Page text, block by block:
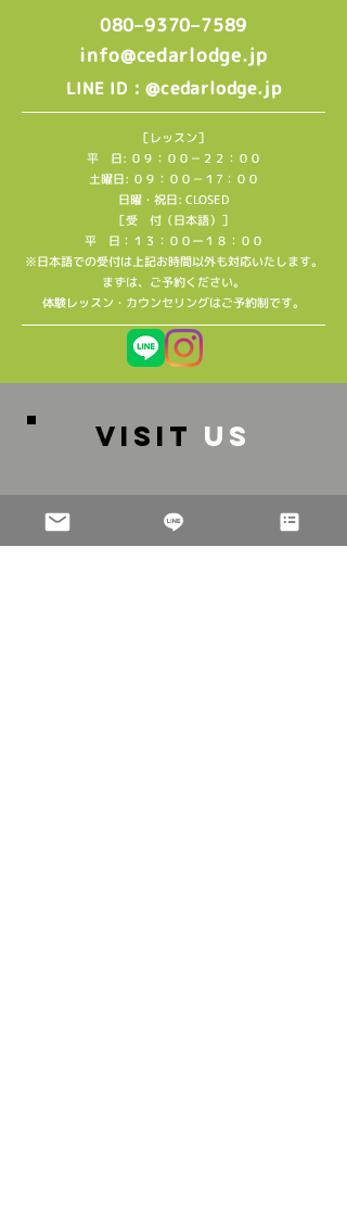
080–9370–7589‬
info@cedarlodge.jp
LINE ID : @cedarlodge.jp
［レッスン］
平 日: ０９：００－２２：００
土曜日: ０９：００－１7：００
日曜・祝日: CLOSED
［受 付（日本語）］
平 日：１３：００ー１８：００
※日本語での受付は上記お時間以外も対応いたします。
​まずは、ご予約ください。
​体験レッスン・カウンセリングはご予約制です。
VISIT US